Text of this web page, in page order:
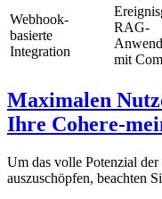
Webhook-
basierte
Integration
RAG-
mit
Maximalen
Ihre Cohere-
Um das volle Potenzial
auszuschöpfen, beachten